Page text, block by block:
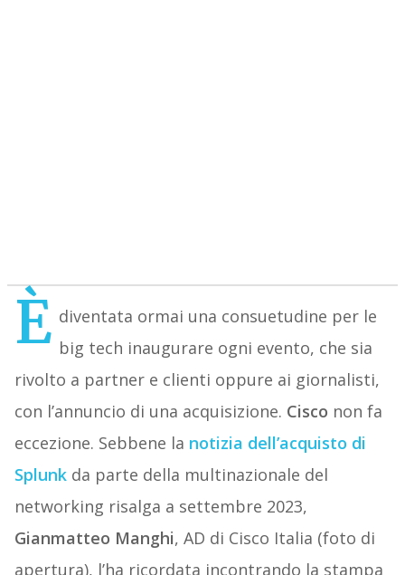
È diventata ormai una consuetudine per le
big tech inaugurare ogni evento, che sia
rivolto a partner e clienti oppure ai giornalisti,
con l’annuncio di una acquisizione. Cisco non fa
eccezione. Sebbene la notizia dell’acquisto di
Splunkda parte della multinazionale del
networking risalga a settembre 2023,
Gianmatteo Manghi, AD di Cisco Italia (foto di
apertura), l’ha ricordata incontrando la stampa